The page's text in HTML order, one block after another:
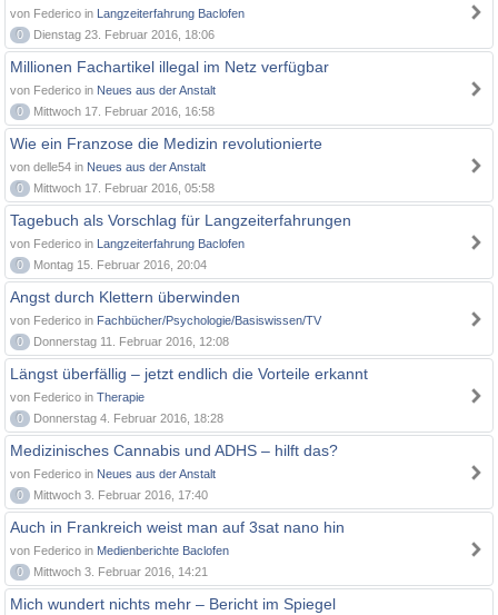
von Federico in Langzeiterfahrung Baclofen
0
Dienstag 23. Februar 2016, 18:06
Millionen Fachartikel illegal im Netz verfügbar
von Federico in Neues aus der Anstalt
0
Mittwoch 17. Februar 2016, 16:58
Wie ein Franzose die Medizin revolutionierte
von delle54 in Neues aus der Anstalt
0
Mittwoch 17. Februar 2016, 05:58
Tagebuch als Vorschlag für Langzeiterfahrungen
von Federico in Langzeiterfahrung Baclofen
0
Montag 15. Februar 2016, 20:04
Angst durch Klettern überwinden
von Federico in Fachbücher/Psychologie/Basiswissen/TV
0
Donnerstag 11. Februar 2016, 12:08
Längst überfällig – jetzt endlich die Vorteile erkannt
von Federico in Therapie
0
Donnerstag 4. Februar 2016, 18:28
Medizinisches Cannabis und ADHS – hilft das?
von Federico in Neues aus der Anstalt
0
Mittwoch 3. Februar 2016, 17:40
Auch in Frankreich weist man auf 3sat nano hin
von Federico in Medienberichte Baclofen
0
Mittwoch 3. Februar 2016, 14:21
Mich wundert nichts mehr – Bericht im Spiegel